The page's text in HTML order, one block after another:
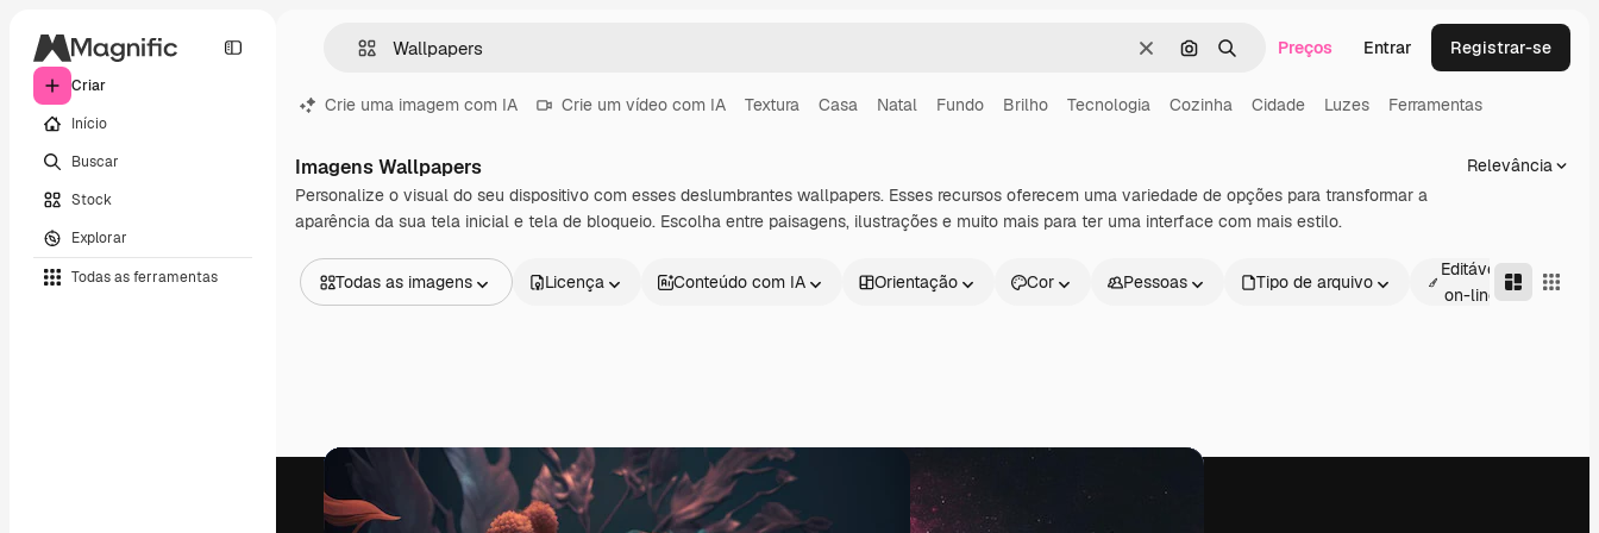
Criar
Início
Buscar
Stock
Explorar
Todas as ferramentas
LimparPesquisar por imagem
BuscarPreços Entrar Registrar-se
Crie uma imagem com IA Crie um vídeo com IA Textura Casa Natal Fundo Brilho Tecnologia Cozinha Cidade Luzes Ferramentas
Imagens Wallpapers
Personalize o visual do seu dispositivo com esses deslumbrantes wallpapers. Esses recursos oferecem uma variedade de opções para transformar a
aparência da sua tela inicial e tela de bloqueio. Escolha entre paisagens, ilustrações e muito mais para ter uma interface com mais estilo.
Relevância
Todas as imagens
Vídeos
Clipes de vídeo
Animações
Modelos de vídeos
Licença Conteúdo com IA Orientação Cor Pessoas Tipo de arquivo
Editável
on-line